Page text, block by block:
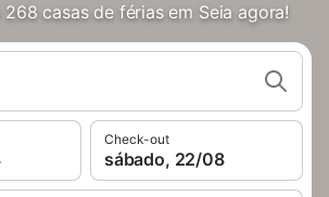
casas de férias em Seia agora!
Check-out
sábado, 22/08